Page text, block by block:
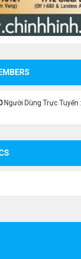
Người Dùng Trực Tuyến